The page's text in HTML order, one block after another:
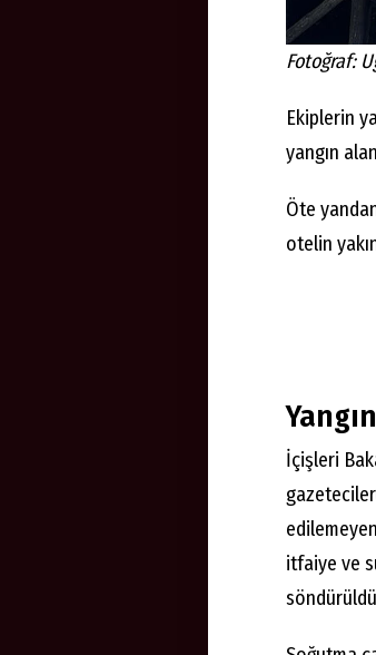
Fotoğraf:
Ekiplerin
yangın
Öte
otelin
İçişleri
itfaiye ve